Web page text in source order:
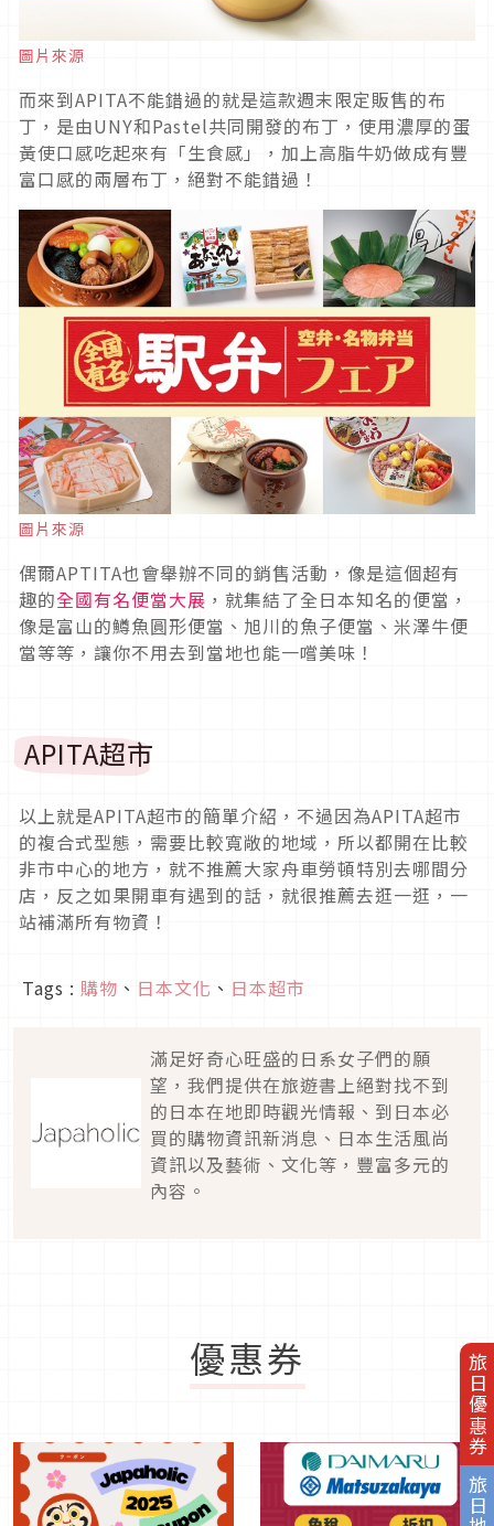
旅日優惠券
圖片來源
而來到APITA不能錯過的就是這款週末限定販售的布
丁，是由UNY和Pastel共同開發的布丁，使用濃厚的蛋
黃使口感吃起來有「生食感」，加上高脂牛奶做成有豐
富口感的兩層布丁，絕對不能錯過！
圖片來源
偶爾APTITA也會舉辦不同的銷售活動，像是這個超有
趣的全國有名便當大展 ，就集結了全日本知名的便當，
像是富山的鱒魚圓形便當、旭川的魚子便當、米澤牛便
當等等，讓你不用去到當地也能一嚐美味！
APITA超市
以上就是APITA超市的簡單介紹，不過因為APITA超市
的複合式型態，需要比較寬敞的地域，所以都開在比較
非市中心的地方，就不推薦大家舟車勞頓特別去哪間分
店，反之如果開車有遇到的話，就很推薦去逛一逛，一
站補滿所有物資！
Tags : 購物 、 日本文化 、 日本超市
滿足好奇心旺盛的日系女子們的願
望，我們提供在旅遊書上絕對找不到
的日本在地即時觀光情報、到日本必
買的購物資訊新消息、日本生活風尚
資訊以及藝術、文化等，豐富多元的
內容。
優惠券